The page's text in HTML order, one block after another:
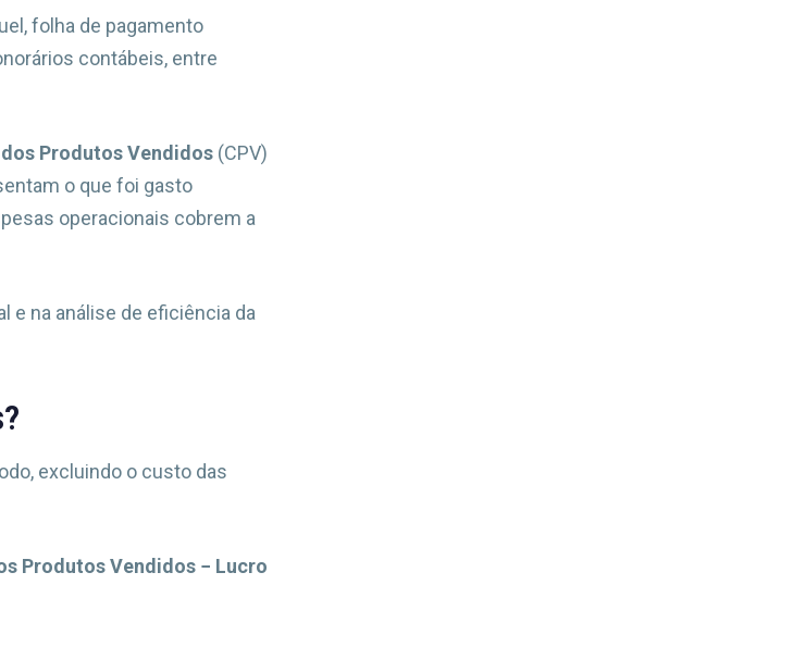
folha de pagamento
contábeis, entre
Produtos Vendidos (CPV)
o que foi gasto
operacionais cobrem a
e na análise de eficiência da
excluindo o custo das
Produtos Vendidos − Lucro